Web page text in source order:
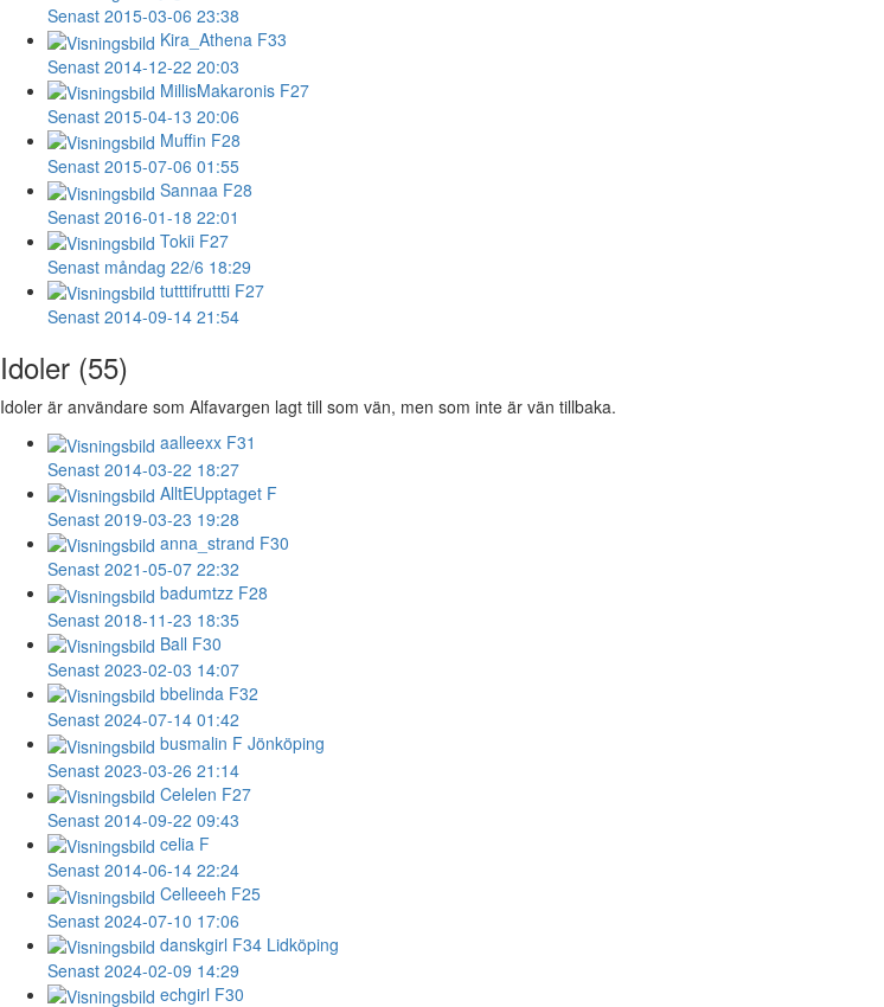
Senast 2015-03-06 23:38
Kira_Athena F33
Senast 2014-12-22 20:03
MillisMakaronis F27
Senast 2015-04-13 20:06
Muffin F28
Senast 2015-07-06 01:55
Sannaa F28
Senast 2016-01-18 22:01
Tokii F27
Senast måndag 22/6 18:29
tutttifruttti F27
Senast 2014-09-14 21:54
Idoler (55)
Idoler är användare som Alfavargen lagt till som vän, men som inte är vän tillbaka.
aalleexx F31
Senast 2014-03-22 18:27
AlltEUpptaget F
Senast 2019-03-23 19:28
anna_strand F30
Senast 2021-05-07 22:32
badumtzz F28
Senast 2018-11-23 18:35
Ball F30
Senast 2023-02-03 14:07
bbelinda F32
Senast 2024-07-14 01:42
busmalin F Jönköping
Senast 2023-03-26 21:14
Celelen F27
Senast 2014-09-22 09:43
celia F
Senast 2014-06-14 22:24
Celleeeh F25
Senast 2024-07-10 17:06
danskgirl F34 Lidköping
Senast 2024-02-09 14:29
echgirl F30